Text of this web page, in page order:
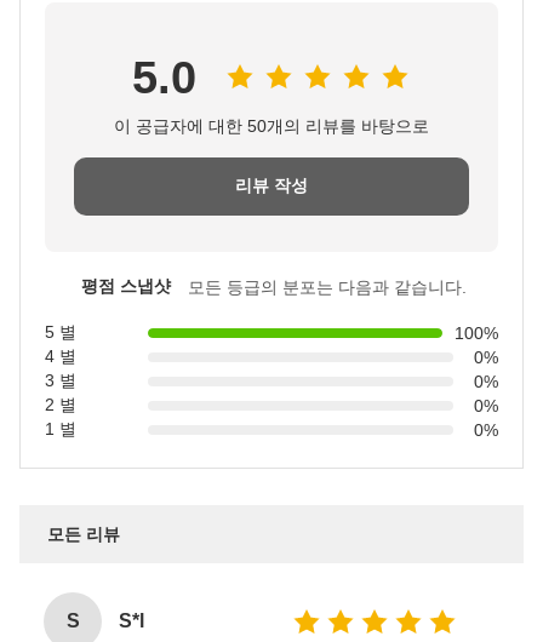
5.0
이 공급자에 대한 50개의 리뷰를 바탕으로
리뷰 작성
평점 스냅샷 모든 등급의 분포는 다음과 같습니다.
5 별
100%
4 별
0%
3 별
0%
2 별
0%
1 별
0%
모든 리뷰
S S*l